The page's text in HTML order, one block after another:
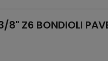
8" Z6 BONDIOLI